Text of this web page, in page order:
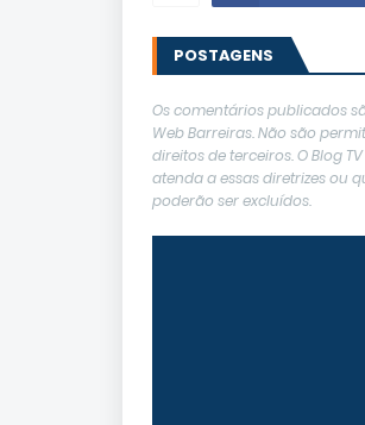
POSTAGENS
Os comentários publicados
Web Barreiras. Não são
direitos de terceiros. O Blog
atenda a essas diretrizes ou
poderão ser excluídos.